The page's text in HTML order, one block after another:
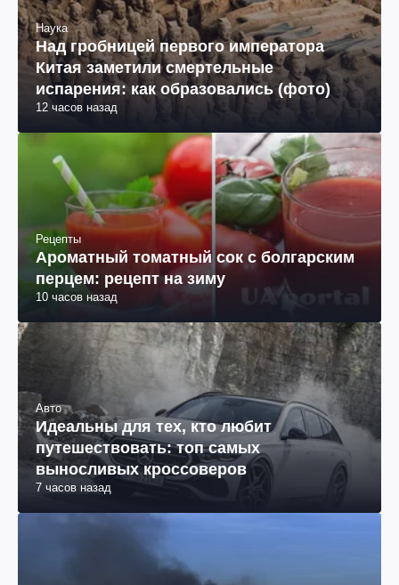
Наука
Над гробницей первого императора
Китая заметили смертельные
испарения: как образовались (фото)
12 часов назад
Рецепты
Ароматный томатный сок с болгарским
перцем: рецепт на зиму
10 часов назад
Авто
Идеальны для тех, кто любит
путешествовать: топ самых
выносливых кроссоверов
7 часов назад